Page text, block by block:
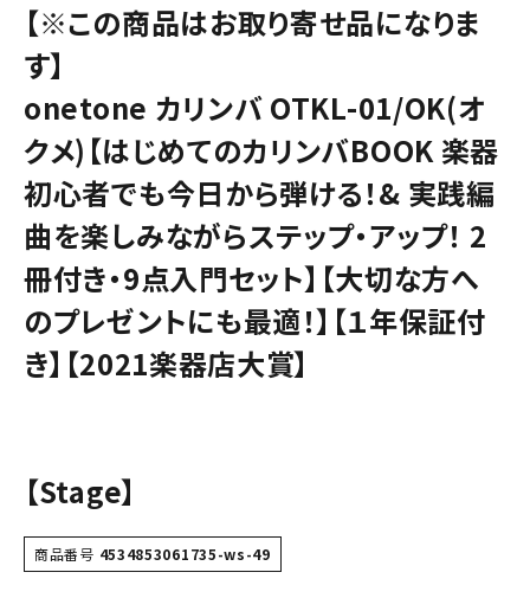
【※この商品はお取り寄せ品になりま
す】
onetone カリンバ OTKL-01/OK(オ
クメ)【はじめてのカリンバBOOK 楽器
初心者でも今日から弾ける！& 実践編
曲を楽しみながらステップ・アップ！ 2
冊付き・9点入門セット】【大切な方へ
のプレゼントにも最適！】【１年保証付
き】【2021楽器店大賞】
【Stage】
商品番号 4534853061735-ws-49